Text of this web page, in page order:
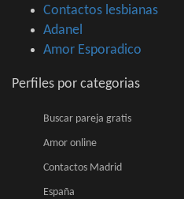
Contactos lesbianas
Adanel
Amor Esporadico
Perfiles por categorias
Buscar pareja gratis
Amor online
Contactos Madrid
España